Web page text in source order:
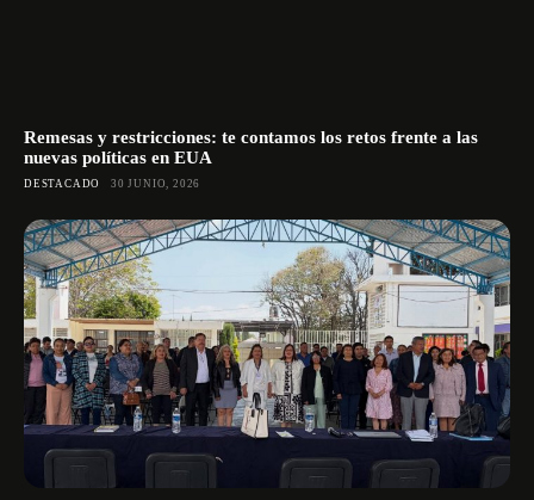
Remesas y restricciones: te contamos los retos frente a las
nuevas políticas en EUA
DESTACADO 30 JUNIO, 2026